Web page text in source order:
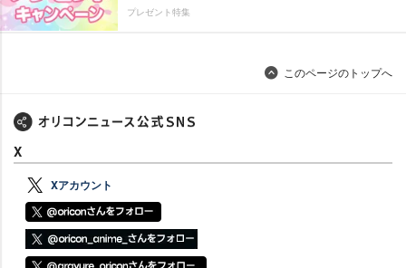
プレゼント特集
このページのトップへ
X
Xアカウント